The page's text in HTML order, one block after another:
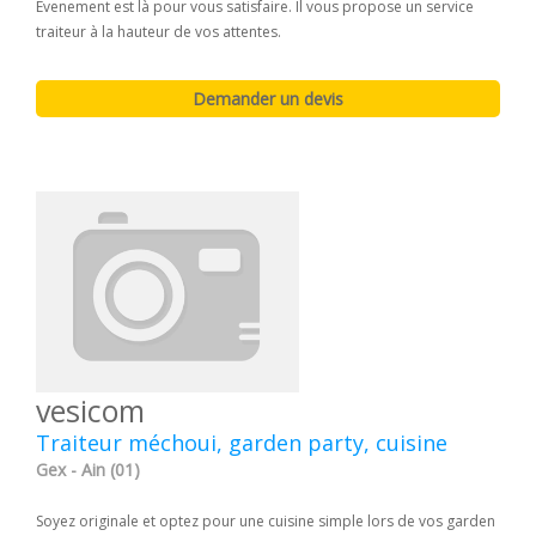
Evenement est là pour vous satisfaire. Il vous propose un service
traiteur à la hauteur de vos attentes.
vesicom
Traiteur méchoui, garden party, cuisine
Gex - Ain (01)
Soyez originale et optez pour une cuisine simple lors de vos garden